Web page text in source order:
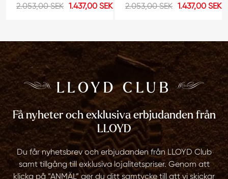
2.053,00 SEK 1.437,00 SEK 2.053,00 SEK 1.437,00 SEK
LLOYD CLUB
Få nyheter och exklusiva erbjudanden från
LLOYD
Du får nyhetsbrev och erbjudanden från LLOYD Club
samt tillgång till exklusiva lojalitetspriser. Genom att
klicka på ”ANMÄL” ger du ditt samtycke till att vi skickar